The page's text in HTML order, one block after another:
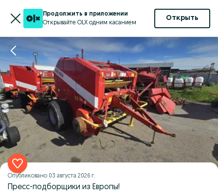
Продолжить в приложении
Открывайте OLX одним касанием
Открыть
Опубликовано 03 августа 2026 г.
Пресс-подборщики из Европы!